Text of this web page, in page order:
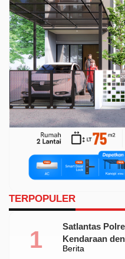
TERPOPULER
Berita
Satlantas
Kendaraan
Standar